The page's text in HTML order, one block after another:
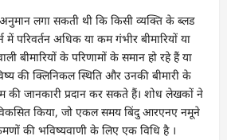
लगा सकती थी कि किसी व्यक्ति के ब्लड
परिवर्तन अधिक या कम गंभीर बीमारियों या
बीमारियों के परिणामों के समान हो रहे हैं या
की क्लिनिकल स्थिति और उनकी बीमारी के
की जानकारी प्रदान कर सकते हैं। शोध लेखकों ने
किया, जो एकल समय बिंदु आरएनए नमूने
की भविष्यवाणी के लिए एक विधि है ।